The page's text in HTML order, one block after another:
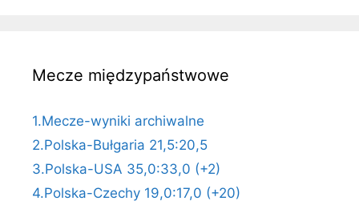
Mecze międzypaństwowe
1.Mecze-wyniki archiwalne
2.Polska-Bułgaria 21,5:20,5
3.Polska-USA 35,0:33,0 (+2)
4.Polska-Czechy 19,0:17,0 (+20)